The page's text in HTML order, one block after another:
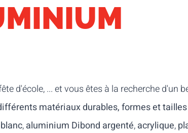
d'école, ... et vous êtes à la recherche d'un
matériaux durables, formes et tailles
,aluminium Dibond argenté,acrylique,